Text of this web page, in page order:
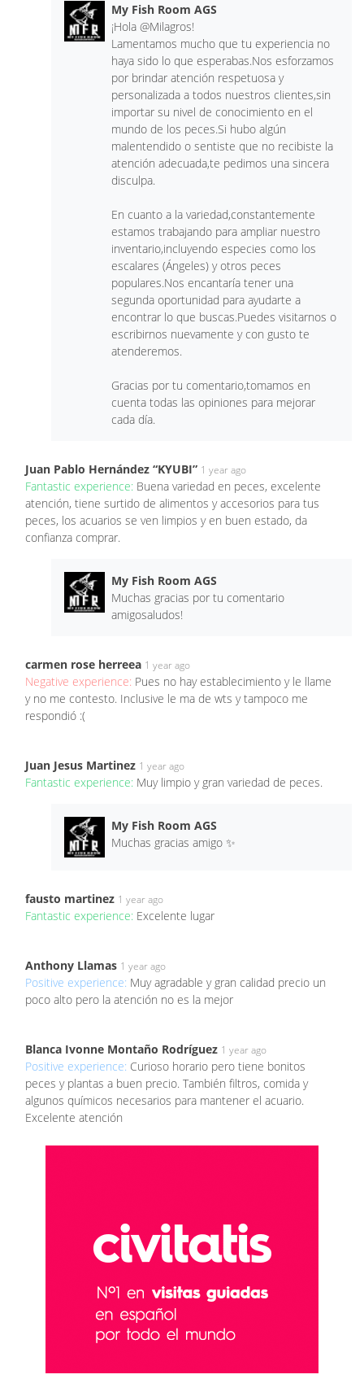
My Fish Room AGS
¡Hola @Milagros!
Lamentamos mucho que tu experiencia no
haya sido lo que esperabas.Nos esforzamos
por brindar atención respetuosa y
personalizada a todos nuestros clientes,sin
importar su nivel de conocimiento en el
mundo de los peces.Si hubo algún
malentendido o sentiste que no recibiste la
atención adecuada,te pedimos una sincera
disculpa.
En cuanto a la variedad,constantemente
estamos trabajando para ampliar nuestro
inventario,incluyendo especies como los
escalares (Ángeles) y otros peces
populares.Nos encantaría tener una
segunda oportunidad para ayudarte a
encontrar lo que buscas.Puedes visitarnos o
escribirnos nuevamente y con gusto te
atenderemos.
Gracias por tu comentario,tomamos en
cuenta todas las opiniones para mejorar
cada día.
Juan Pablo Hernández “KYUBI” 1 year ago
Fantastic experience: Buena variedad en peces, excelente
atención, tiene surtido de alimentos y accesorios para tus
peces, los acuarios se ven limpios y en buen estado, da
confianza comprar.
My Fish Room AGS
Muchas gracias por tu comentario
amigosaludos!
carmen rose herreea 1 year ago
Negative experience: Pues no hay establecimiento y le llame
y no me contesto. Inclusive le ma de wts y tampoco me
respondió :(
Juan Jesus Martinez 1 year ago
Fantastic experience: Muy limpio y gran variedad de peces.
My Fish Room AGS
Muchas gracias amigo ✨
fausto martinez 1 year ago
Fantastic experience: Excelente lugar
Anthony Llamas 1 year ago
Positive experience: Muy agradable y gran calidad precio un
poco alto pero la atención no es la mejor
Blanca Ivonne Montaño Rodríguez 1 year ago
Positive experience: Curioso horario pero tiene bonitos
peces y plantas a buen precio. También filtros, comida y
algunos químicos necesarios para mantener el acuario.
Excelente atención